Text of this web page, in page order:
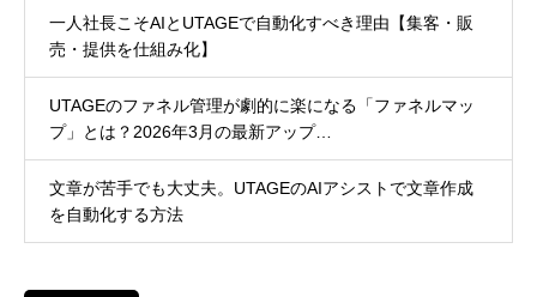
一人社長こそAIとUTAGEで自動化すべき理由【集客・販
売・提供を仕組み化】
UTAGEのファネル管理が劇的に楽になる「ファネルマッ
プ」とは？2026年3月の最新アップ…
文章が苦手でも大丈夫。UTAGEのAIアシストで文章作成
を自動化する方法